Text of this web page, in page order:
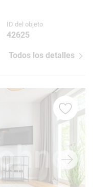
ID del objeto
42625
Todos los detalles